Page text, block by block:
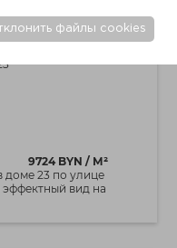
файлы cookies
World)
9724 BYN / М²
доме 23 по улице
вид на